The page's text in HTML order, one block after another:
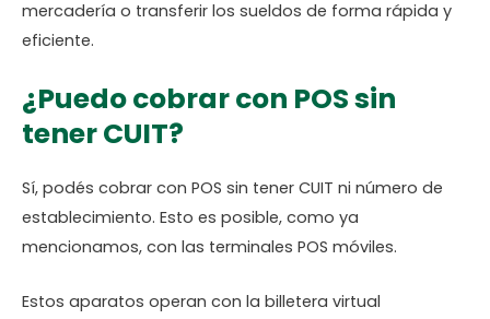
mercadería o transferir los sueldos de forma rápida y
eficiente.
¿Puedo cobrar con POS sin
tener CUIT?
Sí, podés cobrar con POS sin tener CUIT ni número de
establecimiento. Esto es posible, como ya
mencionamos, con las terminales POS móviles.
Estos aparatos operan con la billetera virtual